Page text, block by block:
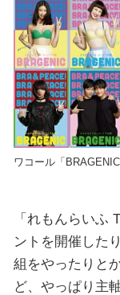
ワコール「
「れもんらいふ
ントを開催した
組をやったりと
ど、やっぱり主